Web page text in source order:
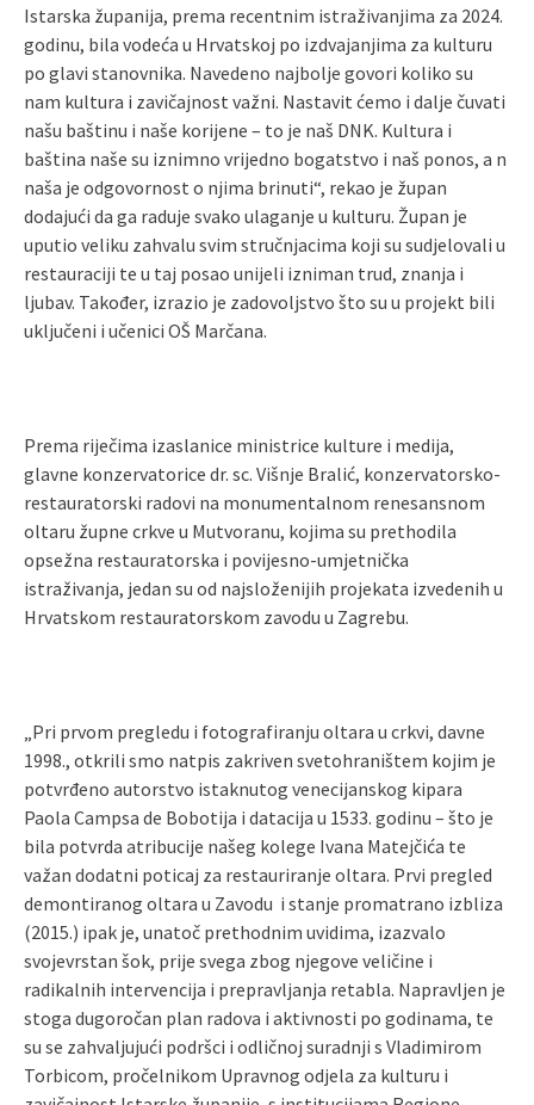
Istarska županija, prema recentnim istraživanjima za 2024.
godinu, bila vodeća u Hrvatskoj po izdvajanjima za kulturu
po glavi stanovnika. Navedeno najbolje govori koliko su
nam kultura i zavičajnost važni. Nastavit ćemo i dalje čuvati
našu baštinu i naše korijene – to je naš DNK. Kultura i
baština naše su iznimno vrijedno bogatstvo i naš ponos, a n
naša je odgovornost o njima brinuti“, rekao je župan
dodajući da ga raduje svako ulaganje u kulturu. Župan je
uputio veliku zahvalu svim stručnjacima koji su sudjelovali u
restauraciji te u taj posao unijeli izniman trud, znanja i
ljubav. Također, izrazio je zadovoljstvo što su u projekt bili
uključeni i učenici OŠ Marčana.
Prema riječima izaslanice ministrice kulture i medija,
glavne konzervatorice dr. sc. Višnje Bralić, konzervatorsko-
restauratorski radovi na monumentalnom renesansnom
oltaru župne crkve u Mutvoranu, kojima su prethodila
opsežna restauratorska i povijesno-umjetnička
istraživanja, jedan su od najsloženijih projekata izvedenih u
Hrvatskom restauratorskom zavodu u Zagrebu.
„Pri prvom pregledu i fotografiranju oltara u crkvi, davne
1998., otkrili smo natpis zakriven svetohraništem kojim je
potvrđeno autorstvo istaknutog venecijanskog kipara
Paola Campsa de Bobotija i datacija u 1533. godinu – što je
bila potvrda atribucije našeg kolege Ivana Matejčića te
važan dodatni poticaj za restauriranje oltara. Prvi pregled
demontiranog oltara u Zavodu i stanje promatrano izbliza
(2015.) ipak je, unatoč prethodnim uvidima, izazvalo
svojevrstan šok, prije svega zbog njegove veličine i
radikalnih intervencija i prepravljanja retabla. Napravljen je
stoga dugoročan plan radova i aktivnosti po godinama, te
su se zahvaljujući podršci i odličnoj suradnji s Vladimirom
Torbicom, pročelnikom Upravnog odjela za kulturu i